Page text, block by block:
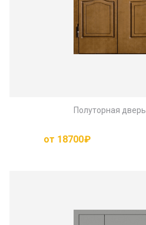
Полуторная дверь
от 18700₽